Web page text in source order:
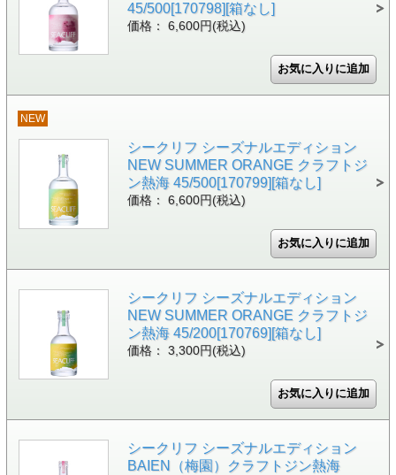
45/500[170798][箱なし]
価格： 6,600円(税込)
NEW
シークリフ シーズナルエディション
NEW SUMMER ORANGE クラフトジ
ン熱海 45/500[170799][箱なし]
価格： 6,600円(税込)
シークリフ シーズナルエディション
NEW SUMMER ORANGE クラフトジ
ン熱海 45/200[170769][箱なし]
価格： 3,300円(税込)
シークリフ シーズナルエディション
BAIEN（梅園）クラフトジン熱海